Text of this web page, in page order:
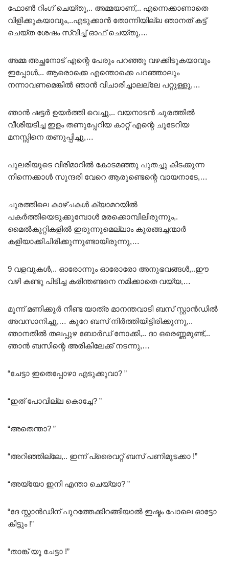
ഫോൺ റിംഗ് ചെയ്തു,.. അമ്മയാണ്,.. എന്നെക്കാണാതെ
വിളിക്കുകയാവും,..എടുക്കാൻ തോന്നിയില്ല ഞാനത് കട്ട്
ചെയ്ത ശേഷം സ്വിച്ച് ഓഫ് ചെയ്തു,…
അമ്മ അച്ഛനോട് എന്റെ പേരും പറഞ്ഞു വഴക്കിടുകയാവും
ഇപ്പോൾ,.. ആരൊക്കെ എന്തൊക്കെ പറഞ്ഞാലും
നന്നാവണമെങ്കിൽ ഞാൻ വിചാരിച്ചാലല്ലേ പറ്റുള്ളൂ,…
ഞാൻ ഷട്ടർ ഉയർത്തി വെച്ചു,.. വയനാടൻ ചുരത്തിൽ
വീശിയടിച്ച ഇളം തണുപ്പേറിയ കാറ്റ് എന്റെ ചൂടേറിയ
മനസ്സിനെ തണുപ്പിച്ചു,…
പുലരിയുടെ വിരിമാറിൽ കോടമഞ്ഞു പുതച്ചു കിടക്കുന്ന
നിന്നെക്കാൾ സുന്ദരി വേറെ ആരുണ്ടെന്റെ വായനാടേ,…
ചുരത്തിലെ കാഴ്ചകൾ ക്യാമറയിൽ
പകർത്തിയെടുക്കുമ്പോൾ മരക്കൊമ്പിലിരുന്നും,.
മൈൽകുറ്റികളിൽ ഇരുന്നുമെല്ലാം കുരങ്ങച്ചന്മാർ
കളിയാക്കിചിരിക്കുന്നുണ്ടായിരുന്നു,…
9 വളവുകൾ,.. ഓരോന്നും ഓരോരോ അനുഭവങ്ങൾ,..ഈ
വഴി കണ്ടു പിടിച്ച കരിന്തണ്ടനെ നമിക്കാതെ വയ്യ,…
മൂന്ന് മണിക്കൂർ നീണ്ട യാത്ര മാനന്തവാടി ബസ് സ്റ്റാൻഡിൽ
അവസാനിച്ചു,… കുറേ ബസ് നിർത്തിയിട്ടിരിക്കുന്നു,..
ഞാനതിൽ തലപ്പുഴ ബോർഡ് നോക്കി,.. ദാ ഒരെണ്ണമുണ്ട്,..
ഞാൻ ബസിന്റെ അരികിലേക്ക് നടന്നു,…
“ചേട്ടാ ഇതെപ്പോഴാ എടുക്കുവാ? ”
“ഇത് പോവില്ല കൊച്ചേ? ”
“അതെന്താ? ”
“അറിഞ്ഞില്ലേ,.. ഇന്ന് പ്രൈവറ്റ് ബസ് പണിമുടക്കാ !”
“അയ്യോ ഇനി എന്താ ചെയ്യാ? ”
“ദേ സ്റ്റാൻഡിന് പുറത്തേക്കിറങ്ങിയാൽ ഇഷ്ടം പോലെ ഓട്ടോ
കിട്ടും !”
“താങ്ക് യൂ ചേട്ടാ !”